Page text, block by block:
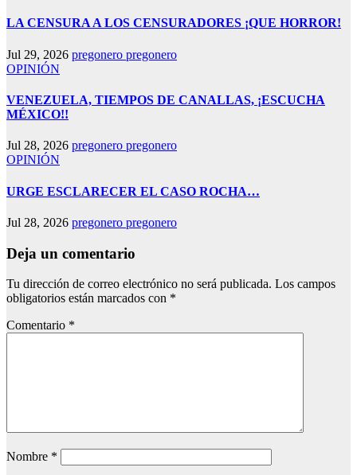
LA CENSURA A LOS CENSURADORES ¡QUE HORROR!
Jul 29, 2026 pregonero pregonero
OPINIÓN
VENEZUELA, TIEMPOS DE CANALLAS, ¡ESCUCHA
MÉXICO!!
Jul 28, 2026 pregonero pregonero
OPINIÓN
URGE ESCLARECER EL CASO ROCHA…
Jul 28, 2026 pregonero pregonero
Deja un comentario
Tu dirección de correo electrónico no será publicada. Los campos
obligatorios están marcados con *
Comentario *
Nombre *